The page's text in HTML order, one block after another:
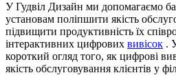
У Гудвіл Дизайн ми допомагаємо
установам поліпшити якість
підвищити продуктивність їх
інтерактивних цифрових вивісок .
короткий огляд того, як цифрові
якість обслуговування клієнтів у